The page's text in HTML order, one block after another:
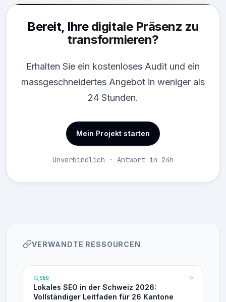
Bereit, Ihre digitale Präsenz zu
transformieren?
Erhalten Sie ein kostenloses Audit und ein
massgeschneidertes Angebot in weniger als
24 Stunden.
Mein Projekt starten
Unverbindlich · Antwort in 24h
VERWANDTE RESSOURCEN
SEO
Lokales SEO in der Schweiz 2026:
Vollständiger Leitfaden für 26 Kantone